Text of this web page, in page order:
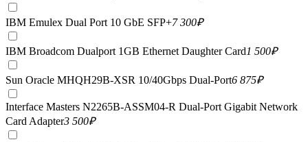
IBM Emulex Dual Port 10 GbE SFP+7 300₽
IBM Broadcom Dualport 1GB Ethernet Daughter Card1 500₽
Sun Oracle MHQH29B-XSR 10/40Gbps Dual-Port6 875₽
Interface Masters N2265B-ASSM04-R Dual-Port Gigabit Network
Card Adapter3 500₽